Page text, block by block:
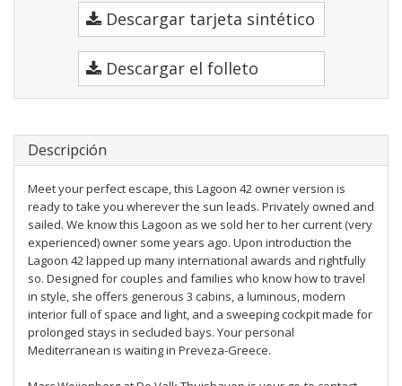
Descargar tarjeta sintético
Descargar el folleto
Descripción
Meet your perfect escape, this Lagoon 42 owner version is
ready to take you wherever the sun leads. Privately owned and
sailed. We know this Lagoon as we sold her to her current (very
experienced) owner some years ago. Upon introduction the
Lagoon 42 lapped up many international awards and rightfully
so. Designed for couples and families who know how to travel
in style, she offers generous 3 cabins, a luminous, modern
interior full of space and light, and a sweeping cockpit made for
prolonged stays in secluded bays. Your personal
Mediterranean is waiting in Preveza-Greece.